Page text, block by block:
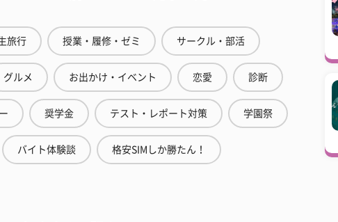
旅行 授業・履修・ゼミ サークル・部活
グルメ お出かけ・イベント 恋愛 診断
奨学金 テスト・レポート対策 学園祭
バイト体験談 格安SIMしか勝たん！